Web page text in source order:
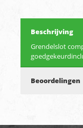
Beschrijving
Grendelslot
Beoordelingen